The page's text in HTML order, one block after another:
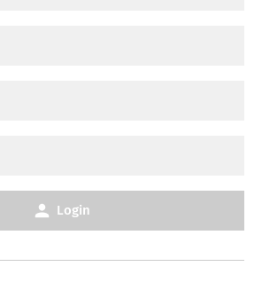
Login